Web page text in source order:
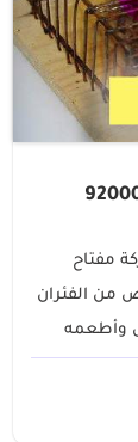
مفتاح
من الفئران
وأطعمه